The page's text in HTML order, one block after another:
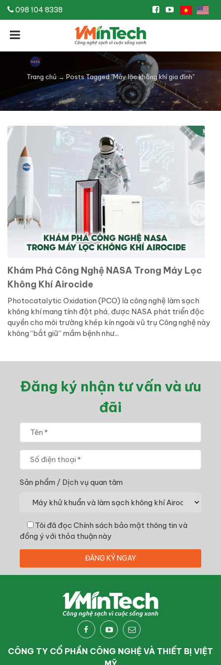
098 104 8338
Trang chủ → Posts Tagged "Máy lọc không khí gia đình"
Khám Phá Công Nghệ NASA Trong Máy Lọc
Không Khí Airocide
Photocatalytic Oxidation (PCO) là công nghệ làm sạch
không khí mang tính đột phá, được NASA phát triển độc
quyền cho môi trường khép kín ngoài vũ trụ Công nghệ này
không “bắt giữ” mầm bệnh như...
Đăng ký nhận tư vấn và ưu
đãi
Sản phẩm / Dịch vụ quan tâm
Tôi đã đọc Chính sách bảo mật thông tin và
đồng ý với thỏa thuận này
CÔNG TY CỔ PHẦN CÔNG NGHỆ VÀ THIẾT BỊ VIỆT